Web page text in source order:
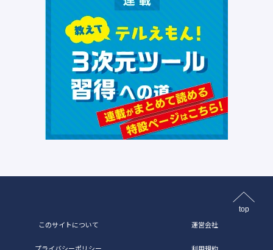
top
このサイトについて 運営会社